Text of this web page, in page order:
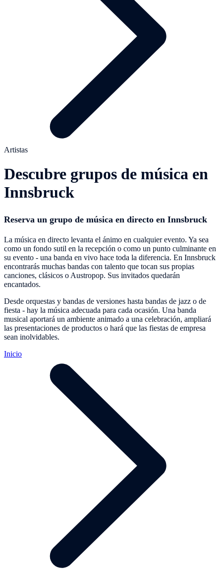
Artistas
Descubre grupos de música en
Innsbruck
Reserva un grupo de música en directo en Innsbruck
La música en directo levanta el ánimo en cualquier evento. Ya sea
como un fondo sutil en la recepción o como un punto culminante en
su evento - una banda en vivo hace toda la diferencia. En Innsbruck
encontrarás muchas bandas con talento que tocan sus propias
canciones, clásicos o Austropop. Sus invitados quedarán
encantados.
Desde orquestas y bandas de versiones hasta bandas de jazz o de
fiesta - hay la música adecuada para cada ocasión. Una banda
musical aportará un ambiente animado a una celebración, ampliará
las presentaciones de productos o hará que las fiestas de empresa
sean inolvidables.
Inicio